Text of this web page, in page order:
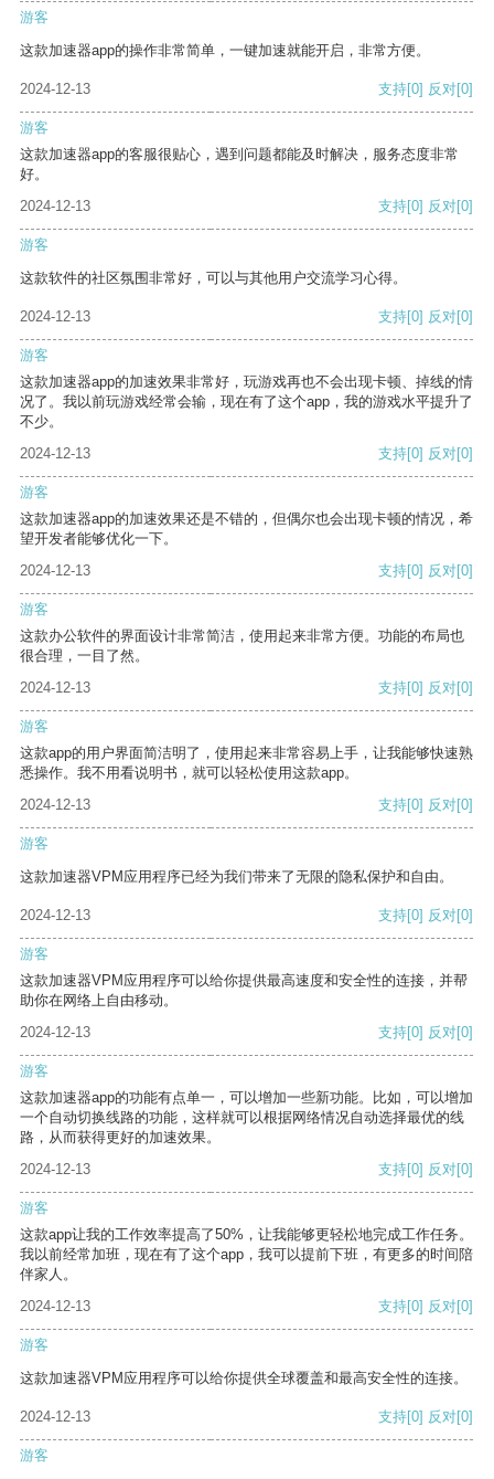
游客
这款加速器app的操作非常简单，一键加速就能开启，非常方便。
2024-12-13 支持[0] 反对[0]
游客
这款加速器app的客服很贴心，遇到问题都能及时解决，服务态度非常
好。
2024-12-13
支持[0] 反对[0]
游客
这款软件的社区氛围非常好，可以与其他用户交流学习心得。
2024-12-13 支持[0] 反对[0]
游客
这款加速器app的加速效果非常好，玩游戏再也不会出现卡顿、掉线的情
况了。我以前玩游戏经常会输，现在有了这个app，我的游戏水平提升了
不少。
2024-12-13
支持[0] 反对[0]
游客
这款加速器app的加速效果还是不错的，但偶尔也会出现卡顿的情况，希
望开发者能够优化一下。
2024-12-13
支持[0] 反对[0]
游客
这款办公软件的界面设计非常简洁，使用起来非常方便。功能的布局也
很合理，一目了然。
2024-12-13
支持[0] 反对[0]
游客
这款app的用户界面简洁明了，使用起来非常容易上手，让我能够快速熟
悉操作。我不用看说明书，就可以轻松使用这款app。
2024-12-13
支持[0] 反对[0]
游客
这款加速器VPM应用程序已经为我们带来了无限的隐私保护和自由。
2024-12-13 支持[0] 反对[0]
游客
这款加速器VPM应用程序可以给你提供最高速度和安全性的连接，并帮
助你在网络上自由移动。
2024-12-13
支持[0] 反对[0]
游客
这款加速器app的功能有点单一，可以增加一些新功能。比如，可以增加
一个自动切换线路的功能，这样就可以根据网络情况自动选择最优的线
路，从而获得更好的加速效果。
2024-12-13
支持[0] 反对[0]
游客
这款app让我的工作效率提高了50%，让我能够更轻松地完成工作任务。
我以前经常加班，现在有了这个app，我可以提前下班，有更多的时间陪
伴家人。
2024-12-13
支持[0] 反对[0]
游客
这款加速器VPM应用程序可以给你提供全球覆盖和最高安全性的连接。
2024-12-13 支持[0] 反对[0]
游客